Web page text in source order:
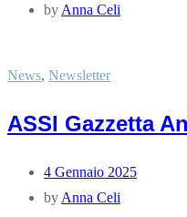
by Anna Celi
News, Newsletter
ASSI Gazzetta
4 Gennaio 2025
by Anna Celi